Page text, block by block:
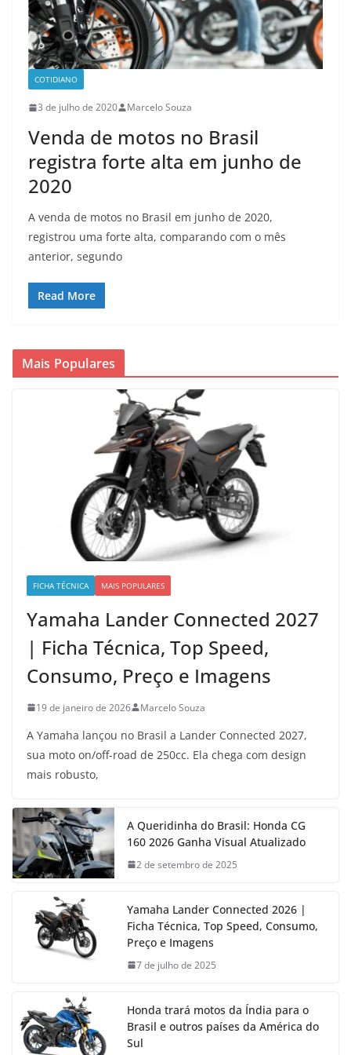
COTIDIANO
3 de julho de 2020 Marcelo Souza
Venda de motos no Brasil
registra forte alta em junho de
2020
A venda de motos no Brasil em junho de 2020,
registrou uma forte alta, comparando com o mês
anterior, segundo
Read More
Mais Populares
FICHA TÉCNICA MAIS POPULARES
Yamaha Lander Connected 2027
| Ficha Técnica, Top Speed,
Consumo, Preço e Imagens
19 de janeiro de 2026 Marcelo Souza
A Yamaha lançou no Brasil a Lander Connected 2027,
sua moto on/off-road de 250cc. Ela chega com design
mais robusto,
A Queridinha do Brasil: Honda CG
160 2026 Ganha Visual Atualizado
2 de setembro de 2025
Yamaha Lander Connected 2026 |
Ficha Técnica, Top Speed, Consumo,
Preço e Imagens
7 de julho de 2025
Honda trará motos da Índia para o
Brasil e outros países da América do
Sul